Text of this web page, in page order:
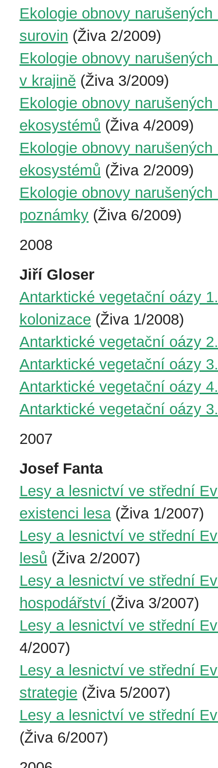
Ekologie obnovy
surovin (Živa 2/2009)
Ekologie obnovy
v krajině (Živa 3/2009)
Ekologie obnovy
ekosystémů (Živa 4/2009)
Ekologie obnovy
ekosystémů (Živa 2/2009)
Ekologie obnovy
poznámky (Živa 6/2009)
2008
Jiří Gloser
Antarktické vegetační oázy
kolonizace (Živa 1/2008)
Antarktické vegetační oázy
Antarktické vegetační oázy
Antarktické vegetační oázy
Antarktické vegetační oázy
2007
Josef Fanta
Lesy a lesnictví ve střední
existenci lesa(Živa 1/2007)
Lesy a lesnictví ve střední
lesů (Živa 2/2007)
Lesy a lesnictví ve střední
hospodářství (Živa 3/2007)
Lesy a lesnictví ve střední
4/2007)
Lesy a lesnictví ve střední
strategie (Živa 5/2007)
Lesy a lesnictví ve střední
(Živa 6/2007)